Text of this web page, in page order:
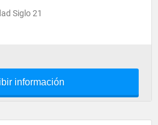
Siglo 21
información